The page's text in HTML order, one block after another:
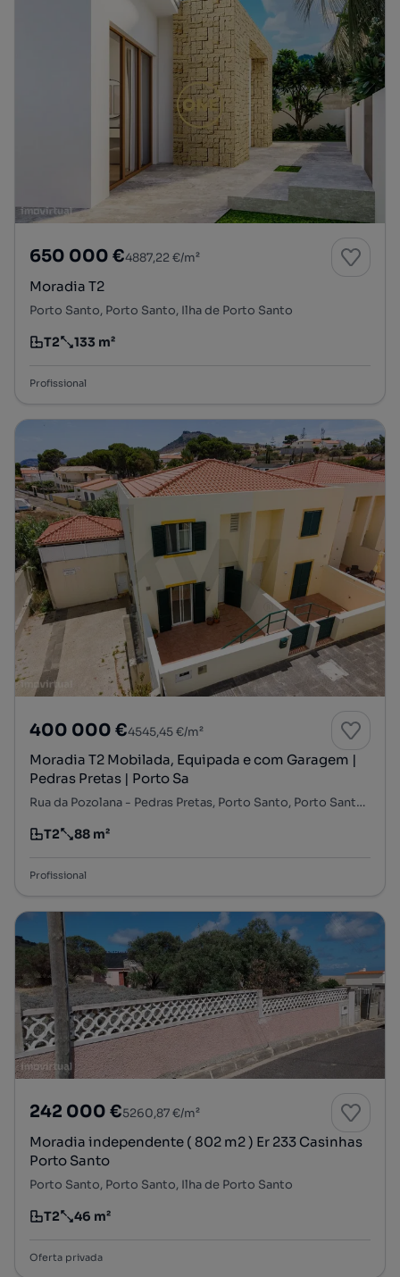
650 000 €4887,22 €/m²
Moradia T2
Porto Santo, Porto Santo, Ilha de Porto Santo
Tipologia
T2
Preço por metro quadrado
133 m²
Profissional
400 000 €4545,45 €/m²
Moradia T2 Mobilada, Equipada e com Garagem |
Pedras Pretas | Porto Sa
Rua da Pozolana - Pedras Pretas, Porto Santo, Porto Santo, Ilha de Porto Santo
Tipologia
T2
Preço por metro quadrado
88 m²
Profissional
242 000 €5260,87 €/m²
Moradia independente ( 802 m2 ) Er 233 Casinhas
Porto Santo
Porto Santo, Porto Santo, Ilha de Porto Santo
Tipologia
T2
Preço por metro quadrado
46 m²
Oferta privada